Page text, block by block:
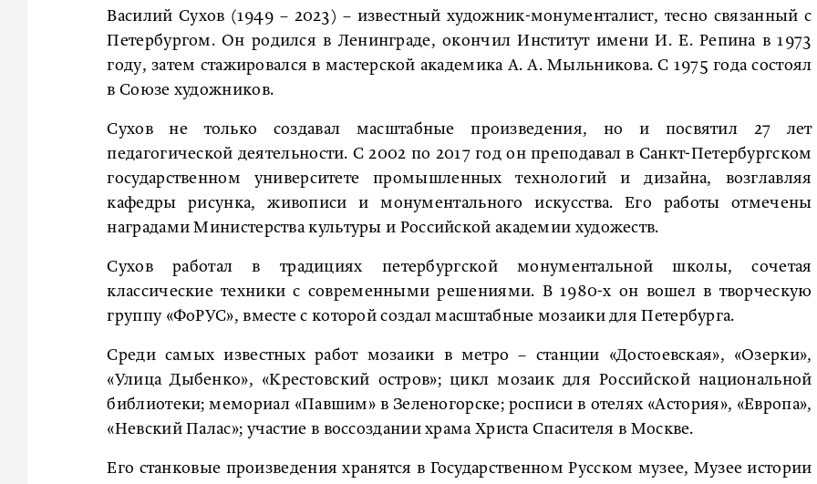
Василий Сухов (1949 – 2023) – известный художник-монументалист, тесно связанный с
Петербургом. Он родился в Ленинграде, окончил Институт имени И. Е. Репина в 1973
году, затем стажировался в мастерской академика А. А. Мыльникова. С 1975 года состоял
в Союзе художников.
Сухов не только создавал масштабные произведения, но и посвятил 27 лет
педагогической деятельности. С 2002 по 2017 год он преподавал в Санкт-Петербургском
государственном университете промышленных технологий и дизайна, возглавляя
кафедры рисунка, живописи и монументального искусства. Его работы отмечены
наградами Министерства культуры и Российской академии художеств.
Сухов работал в традициях петербургской монументальной школы, сочетая
классические техники с современными решениями. В 1980-х он вошел в творческую
группу «ФоРУС», вместе с которой создал масштабные мозаики для Петербурга.
Среди самых известных работ мозаики в метро – станции «Достоевская», «Озерки»,
«Улица Дыбенко», «Крестовский остров»; цикл мозаик для Российской национальной
библиотеки; мемориал «Павшим» в Зеленогорске; росписи в отелях «Астория», «Европа»,
«Невский Палас»; участие в воссоздании храма Христа Спасителя в Москве.
Его станковые произведения хранятся в Государственном Русском музее, Музее истории